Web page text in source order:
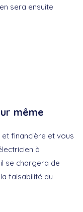
sera ensuite
même
financière et vous
à
se chargera de
faisabilité du